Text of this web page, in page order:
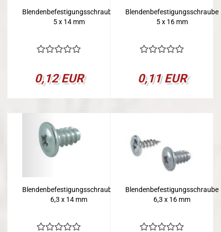
Blendenbefestigungsschraube
5 x 14 mm
0,12 EUR
Blendenbefestigungsschraube
5 x 16 mm
0,11 EUR
Blendenbefestigungsschraube
6,3 x 14 mm
Blendenbefestigungsschraube
6,3 x 16 mm